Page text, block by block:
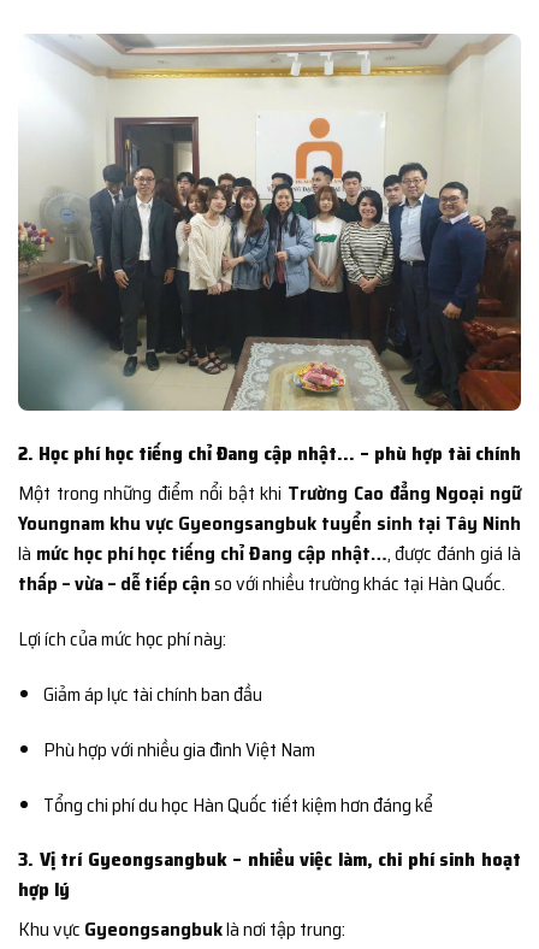
2. Học phí học tiếng chỉ Đang cập nhật… – phù hợp tài chính
Một trong những điểm nổi bật khi Trường Cao đẳng Ngoại ngữ
Youngnam khu vực Gyeongsangbuk tuyển sinh tại Tây Ninh
là mức học phí học tiếng chỉ Đang cập nhật…, được đánh giá là
thấp – vừa – dễ tiếp cậnso với nhiều trường khác tại Hàn Quốc.
Lợi ích của mức học phí này:
Giảm áp lực tài chính ban đầu
Phù hợp với nhiều gia đình Việt Nam
Tổng chi phí du học Hàn Quốc tiết kiệm hơn đáng kể
3. Vị trí Gyeongsangbuk – nhiều việc làm, chi phí sinh hoạt
hợp lý
Khu vực Gyeongsangbuklà nơi tập trung: